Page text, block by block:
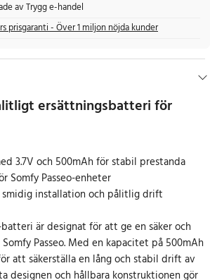
av Trygg e-handel
prisgaranti - Över 1 miljon nöjda kunder
ersättningsbatteri för
3.7V och 500mAh för stabil prestanda
Somfy Passeo-enheter
smidig installation och pålitlig drift
är designat för att ge en säker och
Passeo. Med en kapacitet på 500mAh
att säkerställa en lång och stabil drift av
designen och hållbara konstruktionen gör